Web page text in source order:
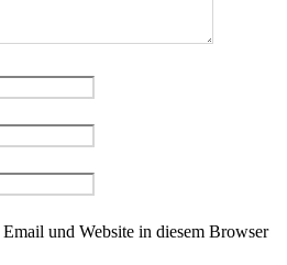
und Website in diesem Browser